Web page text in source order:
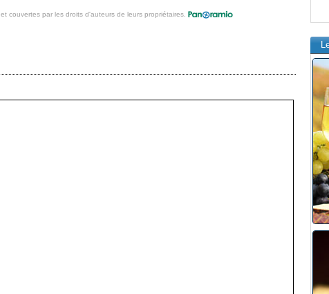
et couvertes par les droits d'auteurs de leurs propriétaires.